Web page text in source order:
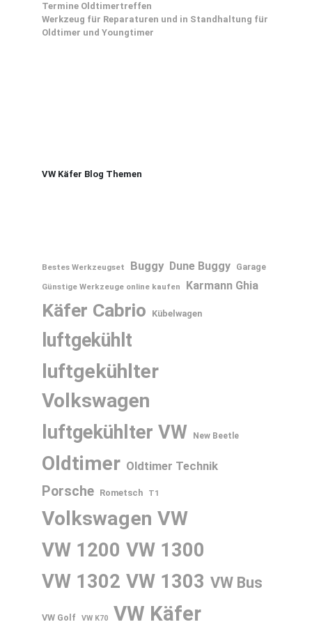
Termine Oldtimertreffen
Werkzeug für Reparaturen und in Standhaltung für
Oldtimer und Youngtimer
VW Käfer Blog Themen
Bestes Werkzeugset Buggy Dune Buggy
Garage
Günstige Werkzeuge online kaufen
Karmann Ghia
Käfer Cabrio Kübelwagen
luftgekühlt
luftgekühlter
Volkswagen
luftgekühlter VW New Beetle
Oldtimer Oldtimer Technik
Porsche Rometsch T1
Volkswagen VW
VW 1200 VW 1300
VW 1302 VW 1303 VW Bus
VW Golf VW K70 VW Käfer